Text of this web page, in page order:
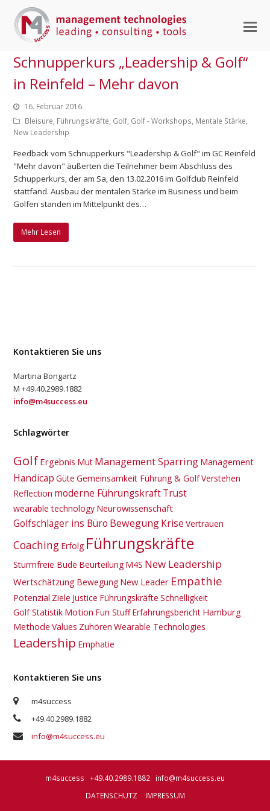
Schnupperkurs „Leadership & Golf“
in Reinfeld – Mehr davon
16. Februar 2016
Bleisure, Führungskräfte, Golf, Golf - Workshops, Mentale Stärke,
New Leadership
Feedback vom Schnupperkurs "Leadership & Golf" im GC Reinfeld
"Mehr davon" äußerten die Teilnehmer beim Abschluss des
Schupperkurs, der am Sa, den 13.02.2016 im Golfclub Reinfeld
stattfand. Ausbau der mentalen Stärke im Business und beim
Golfen standen im Mittelpunkt des…
Mehr Lesen
Kontaktieren Sie uns
Martina Bongartz
M +49.40.2989.1882
info@m4success.eu
Schlagwörter
Golf Ergebnis Mut Management Sparring Management
Handicap Güte Gemeinsamkeit Führung & GolfVerstehen
Reflection moderne FührungskraftTrust
wearable technology Neurowissenschaft
Golfschläger ins Büro BewegungKrise Vertrauen
Coaching Erfolg Führungskräfte
Sturmfreie Bude Beurteilung M4S New Leadership
Wertschätzung Bewegung New Leader Empathie
Potenzial Ziele Justice Führungskräfte Schnelligkeit
Golf Statistik Motion Fun StuffErfahrungsbericht Hamburg
Methode Values Zuhören Wearable Technologies
Leadership Emphatie
Kontaktieren Sie uns
m4success
+49.40.2989.1882
info@m4success.eu
m4success +49.40.2989.1882 info@m4success.eu
DATENSCHUTZ
IMPRESSUM